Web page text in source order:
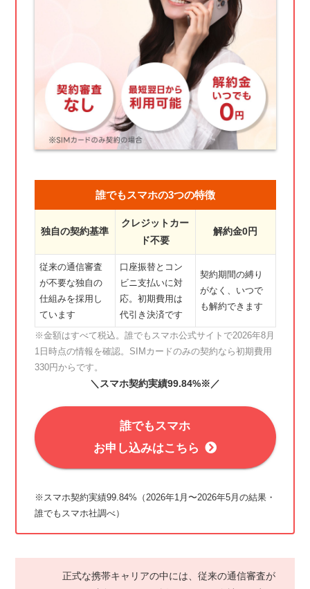
誰でもスマホの3つの特徴
独自の契約基準
クレジットカー
ド不要
解約金0円
従来の通信審査
が不要な独自の
仕組みを採用し
ています
口座振替とコン
ビニ支払いに対
応。初期費用は
代引き決済です
契約期間の縛り
がなく、いつで
も解約できます
※金額はすべて税込。誰でもスマホ公式サイトで2026年8月
1日時点の情報を確認。SIMカードのみの契約なら初期費用
330円からです。
＼スマホ契約実績99.84%※／
誰でもスマホ
お申し込みはこちら
※スマホ契約実績99.84%（2026年1月〜2026年5月の結果・
誰でもスマホ社調べ）
正式な携帯キャリアの中には、従来の通信審査が